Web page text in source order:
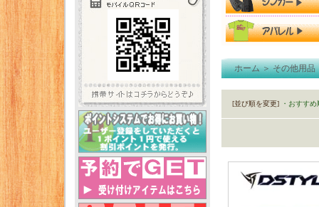
ホーム＞その他用品
[並び順を変更] ・おすすめ